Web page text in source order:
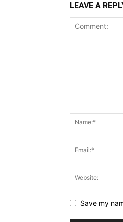
LEAVE A
Save my